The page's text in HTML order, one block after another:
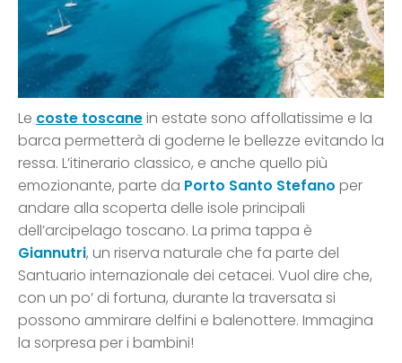
Le coste toscanein estate sono affollatissime e la
barca permetterà di goderne le bellezze evitando la
ressa. L’itinerario classico, e anche quello più
emozionante, parte da Porto Santo Stefano per
andare alla scoperta delle isole principali
dell’arcipelago toscano. La prima tappa è
Giannutri, un riserva naturale che fa parte del
Santuario internazionale dei cetacei. Vuol dire che,
con un po’ di fortuna, durante la traversata si
possono ammirare delfini e balenottere. Immagina
la sorpresa per i bambini!